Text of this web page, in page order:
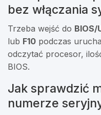
bez włączania
Trzeba wejść do BIOS/
lub F10 podczas
odczytać procesor,
BIOS.
Jak sprawdzić
numerze